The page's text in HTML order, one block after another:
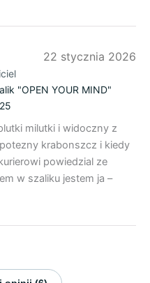
22 stycznia 2026
"OPEN YOUR MIND"
milutki i widoczny z
krabonszcz i kiedy
powiedzial ze
w szaliku jestem ja –